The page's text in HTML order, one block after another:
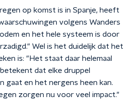
op komst is in Spanje, heeft
volgens Wanders
en het hele systeem is door
Wel is het duidelijk dat het
is: "Het staat daar helemaal
dat elke druppel
gaat en het nergens heen kan.
zorgen nu voor veel impact."